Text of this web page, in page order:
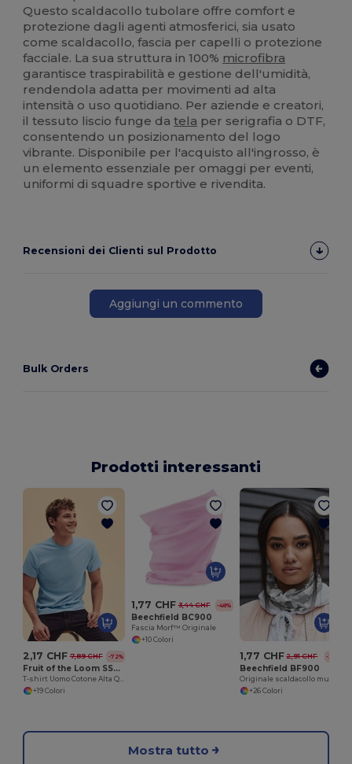
Questo scaldacollo tubolare offre comfort e
protezione dagli agenti atmosferici, sia usato
come scaldacollo, fascia per capelli o protezione
facciale. La sua struttura in 100% microfibra
garantisce traspirabilità e gestione dell'umidità,
rendendola adatta per movimenti ad alta
intensità o uso quotidiano. Per aziende e creatori,
il tessuto liscio funge datela per serigrafia o DTF,
consentendo un posizionamento del logo
vibrante. Disponibile per l'acquisto all'ingrosso, è
un elemento essenziale per omaggi per eventi,
uniformi di squadre sportive e rivendita.
Recensioni dei Clienti sul Prodotto
Aggiungi un commento
Bulk Orders
Prodotti interessanti
2,17 CHF 7,89 CHF -72%
Fruit of the Loom SS048
T-shirt Uomo Cotone Alta Qualità
+19 Colori
1,77 CHF 3,44 CHF -48%
Beechfield BC900
Fascia Morf™ Originale
+10 Colori
1,77 CHF 2,91 CHF -39%
Beechfield BF900
+26 Colori
Mostra tutto